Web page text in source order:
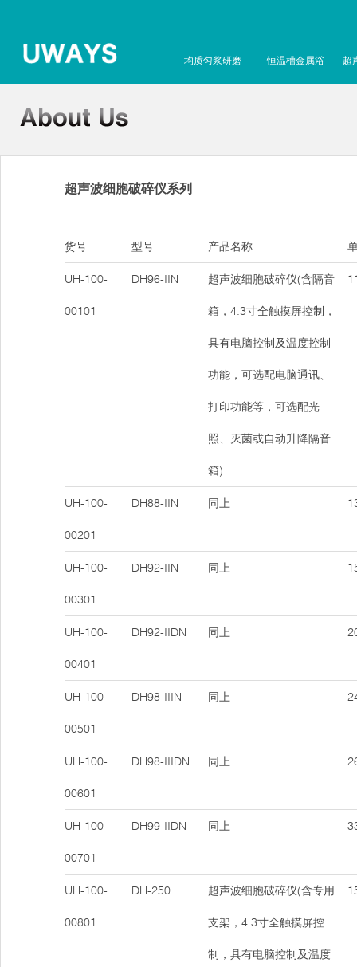
均质匀浆研磨 恒温槽金属浴 超
超声波细胞破碎仪系列
货号 型号 产品名称
UH-100-
00101
DH96-IIN 超声波细胞破碎仪(含隔音
箱，4.3寸全触摸屏控制，
具有电脑控制及温度控制
功能，可选配电脑通讯、
打印功能等，可选配光
照、灭菌或自动升降隔音
箱)
UH-100-
00201
DH88-IIN 同上
UH-100-
00301
DH92-IIN 同上
UH-100-
00401
DH92-IIDN 同上
UH-100-
00501
DH98-IIIN 同上
UH-100-
00601
DH98-IIIDN 同上
UH-100-
00701
DH99-IIDN 同上
UH-100-
00801
DH-250 超声波细胞破碎仪(含专用
支架，4.3寸全触摸屏控
制，具有电脑控制及温度